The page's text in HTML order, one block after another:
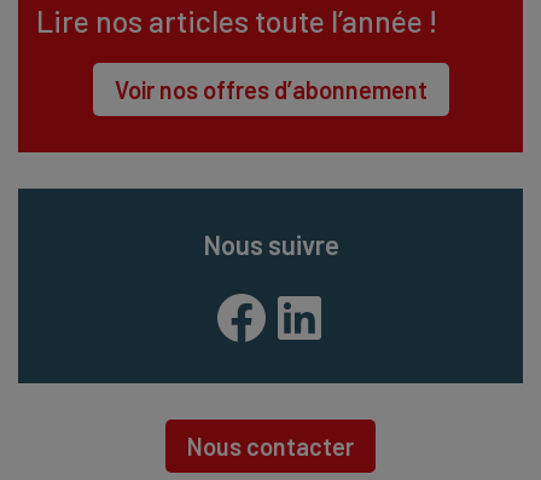
Lire nos articles toute l’année !
Voir nos offres d’abonnement
Nous suivre
Facebook LinkedIn
Nous contacter